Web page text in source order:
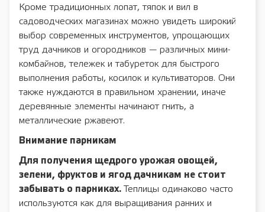
Кроме традиционных лопат, тяпок и вил в
садоводческих магазинах можно увидеть широкий
выбор современных инструментов, упрощающих
труд дачников и огородников — различных мини-
комбайнов, тележек и табуреток для быстрого
выполнения работы, косилок и культиваторов. Они
также нуждаются в правильном хранении, иначе
деревянные элементы начинают гнить, а
металлические ржавеют.
Внимание парникам
Для получения щедрого урожая овощей,
зелени, фруктов и ягод дачникам не стоит
забывать о парниках.
Теплицы одинаково часто
используются как для выращивания ранних и